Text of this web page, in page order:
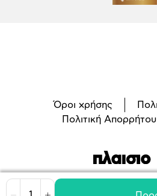
Όροι χρήσης
Πολιτική Απορρήτου